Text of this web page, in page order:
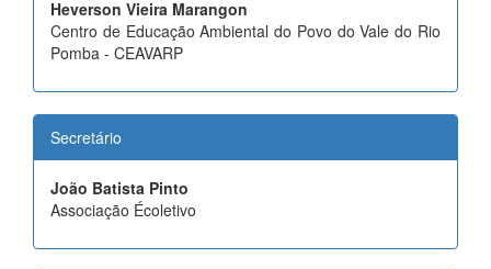
Heverson Vieira Marangon
Centro de Educação Ambiental do Povo do Vale do Rio
Pomba - CEAVARP
Secretário
João Batista Pinto
Associação Écoletivo